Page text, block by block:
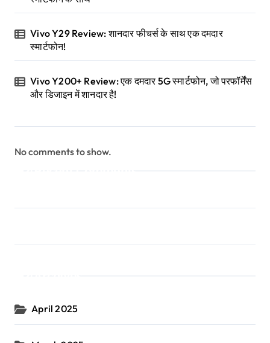
Vivo Y29 Review: शानदार फीचर्स के साथ एक दमदार
स्मार्टफोन!
Vivo Y200+ Review: एक दमदार 5G स्मार्टफोन, जो परफॉर्मेंस
और डिजाइन में शानदार है!
No comments to show.
April 2025